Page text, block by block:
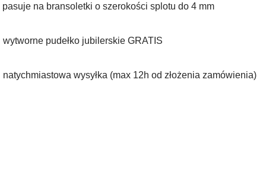
na bransoletki o szerokości splotu do 4️ mm
pudełko jubilerskie GRATIS
natychmiastowa wysyłka (max 12h od złożenia zamówienia)